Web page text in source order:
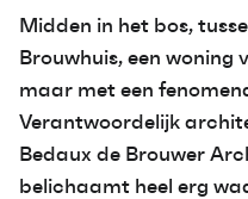
Midden in het bos,
Brouwhuis, een woning
maar met een
Verantwoordelijk
Bedaux de Brouwer
belichaamt heel erg